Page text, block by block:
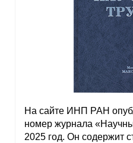
На сайте ИНП РАН
номер журнала
2025 год. Он содержит